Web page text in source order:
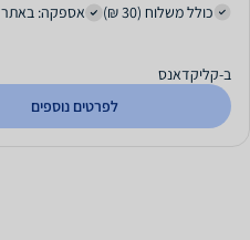
כולל משלוח (30 ₪)
אספקה: באתר
ב-קליקדאנס
לפרטים נוספים